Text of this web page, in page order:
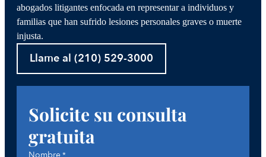
abogados litigantes enfocada en representar a individuos y
familias que han sufrido lesiones personales graves o muerte
injusta.
Llame al (210) 529-3000
Solicite su consulta
gratuita